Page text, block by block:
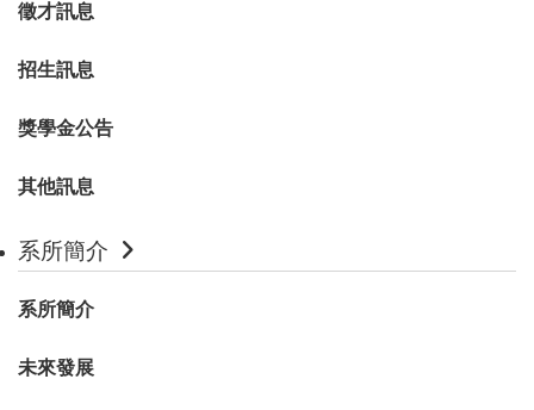
徵才訊息
招生訊息
獎學金公告
其他訊息
系所簡介
系所簡介
未來發展